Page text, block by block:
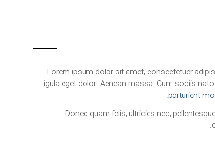
Lorem ipsum dolor sit amet, consectetuer
ligula eget dolor. Aenean massa. Cum sociis
parturient
Donec quam felis, ultricies nec,